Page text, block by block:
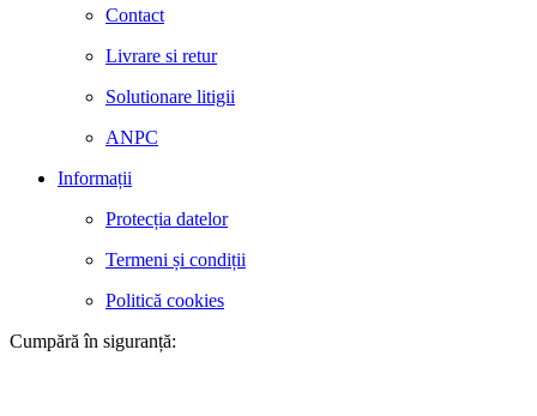
Contact
Livrare si retur
Solutionare litigii
ANPC
Informații
Protecția datelor
Termeni și condiții
Politică cookies
Cumpără în siguranță: